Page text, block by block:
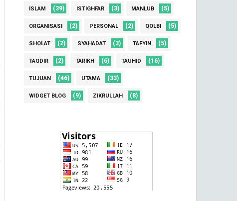
ISLAM (39) ISTIGHFAR (3) MANLUB (5)
ORGANISASI (2) PERSONAL (2) QOLBI (5)
SHOLAT (2) SYAHADAT (3) TAFYIN (5)
TAQDIR (2) TARIKH (6) TAUHID (16)
TUJUAN (46) UTAMA (33)
WIDGET BLOG (9) ZIKRULLAH (8)